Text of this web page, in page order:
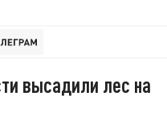
высадили лес на